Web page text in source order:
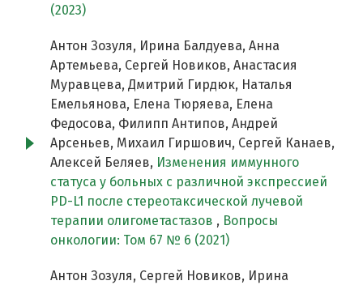
(2023)
Антон Зозуля, Ирина Балдуева, Анна
Артемьева, Сергей Новиков, Анастасия
Муравцева, Дмитрий Гирдюк, Наталья
Емельянова, Елена Тюряева, Елена
Федосова, Филипп Антипов, Андрей
Арсеньев, Михаил Гиршович, Сергей Канаев,
Алексей Беляев, Изменения иммунного
статуса у больных с различной экспрессией
PD-L1 после стереотаксической лучевой
терапии олигометастазов , Вопросы
онкологии: Том 67 № 6 (2021)
Антон Зозуля, Сергей Новиков, Ирина